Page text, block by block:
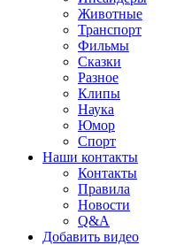
Животные
Транспорт
Фильмы
Сказки
Разное
Клипы
Наука
Юмор
Спорт
Наши контакты
Контакты
Правила
Новости
Q&A
Добавить видео